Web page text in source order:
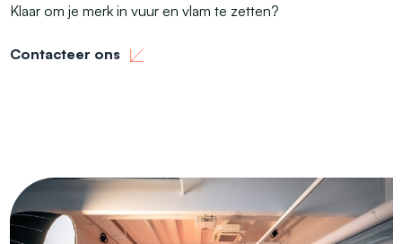
Klaar om je merk in vuur en vlam te zetten?
Contacteer ons